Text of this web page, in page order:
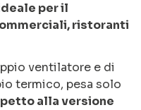
per il
ristoranti
ventilatore e di
termico, pesa solo
alla versione